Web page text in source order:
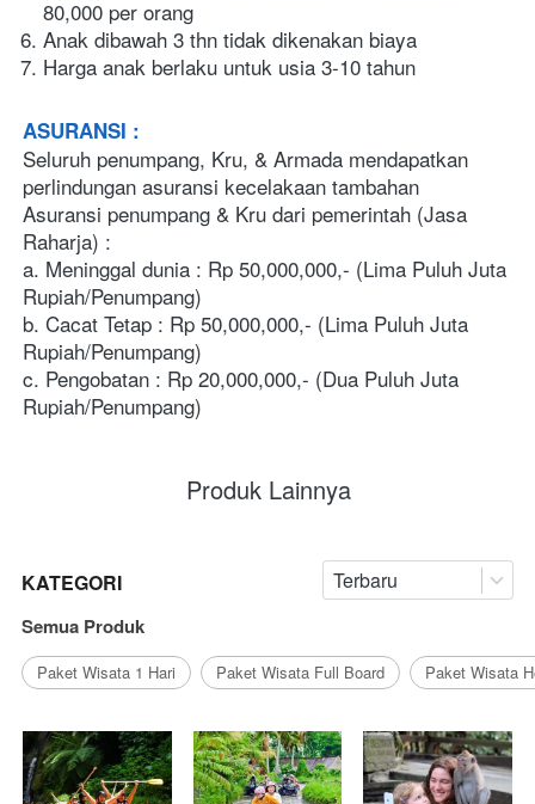
80,000 per orang
Anak dibawah 3 thn tidak dikenakan biaya
Harga anak berlaku untuk usia 3-10 tahun
ASURANSI :
Seluruh penumpang, Kru, & Armada mendapatkan
perlindungan asuransi kecelakaan tambahan
Asuransi penumpang & Kru dari pemerintah (Jasa
Raharja) :
a. Meninggal dunia : Rp 50,000,000,- (Lima Puluh Juta
Rupiah/Penumpang)
b. Cacat Tetap : Rp 50,000,000,- (Lima Puluh Juta
Rupiah/Penumpang)
c. Pengobatan : Rp 20,000,000,- (Dua Puluh Juta
Rupiah/Penumpang)
Produk Lainnya
KATEGORI Terbaru
Semua Produk
Paket Wisata 1 Hari Paket Wisata Full Board Paket Wisata